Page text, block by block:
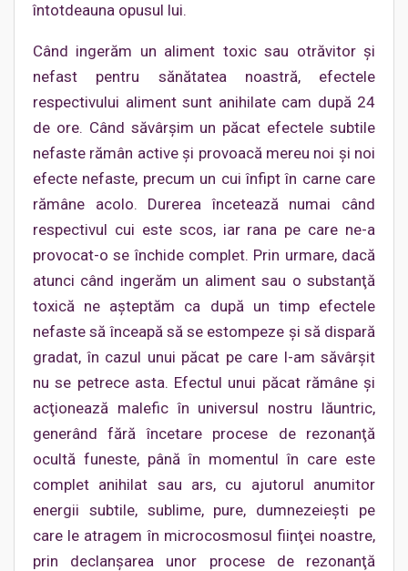
întotdeauna opusul lui.
Când ingerăm un aliment toxic sau otrăvitor şi
nefast pentru sănătatea noastră, efectele
respectivului aliment sunt anihilate cam după 24
de ore. Când săvârşim un păcat efectele subtile
nefaste rămân active şi provoacă mereu noi şi noi
efecte nefaste, precum un cui înfipt în carne care
rămâne acolo. Durerea încetează numai când
respectivul cui este scos, iar rana pe care ne-a
provocat-o se închide complet. Prin urmare, dacă
atunci când ingerăm un aliment sau o substanţă
toxică ne aşteptăm ca după un timp efectele
nefaste să înceapă să se estompeze şi să dispară
gradat, în cazul unui păcat pe care l-am săvârşit
nu se petrece asta. Efectul unui păcat rămâne şi
acţionează malefic în universul nostru lăuntric,
generând fără încetare procese de rezonanţă
ocultă funeste, până în momentul în care este
complet anihilat sau ars, cu ajutorul anumitor
energii subtile, sublime, pure, dumnezeieşti pe
care le atragem în microcosmosul fiinţei noastre,
prin declanşarea unor procese de rezonanţă